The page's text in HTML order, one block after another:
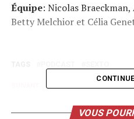
Équipe: Nicolas
Betty Melchior et Célia
printemps
VOUS